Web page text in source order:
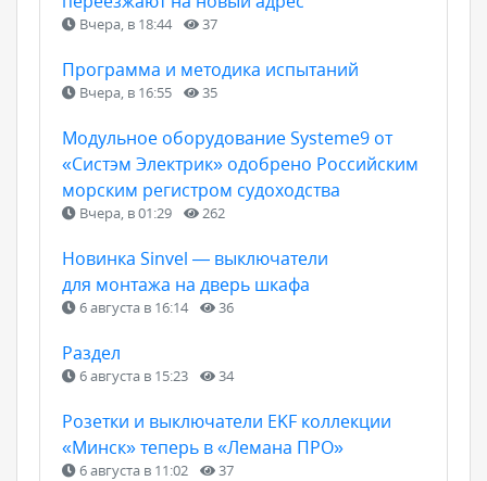
Вчера, в 18:44 37
Программа и методика испытаний
Вчера, в 16:55 35
Модульное оборудование Systeme9 от
«Систэм Электрик» одобрено Российским
морским регистром судоходства
Вчера, в 01:29 262
Новинка Sinvel — выключатели
для монтажа на дверь шкафа
6 августа в 16:14 36
Раздел
6 августа в 15:23 34
Розетки и выключатели EKF коллекции
«Минск» теперь в «Лемана ПРО»
6 августа в 11:02 37